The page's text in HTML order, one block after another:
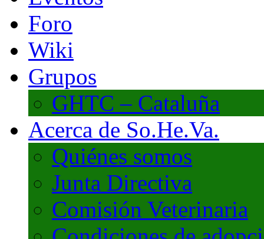
Foro
Wiki
Grupos
GHTC – Cataluña
Acerca de So.He.Va.
Quiénes somos
Junta Directiva
Comisión Veterinaria